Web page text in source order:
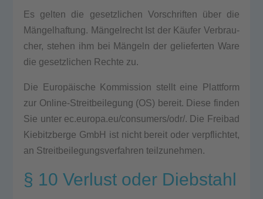
Es gel­ten die gesetz­li­chen Vor­schrif­ten über die
Mängelhaftung. Mängelrecht Ist der Käufer Ver­brau­
cher, ste­hen ihm bei Mängeln der gelie­fer­ten Ware
die gesetz­li­chen Rech­te zu.
Die Europäische Kom­mis­si­on stellt eine Platt­form
zur Online-Streit­bei­le­gung (OS) bereit. Die­se fin­den
Sie unter ec.europa.eu/consumers/odr/. Die Frei­bad
Kie­bitz­ber­ge GmbH ist nicht bereit oder ver­pflich­tet,
an Streit­bei­le­gungs­ver­fah­ren teil­zu­neh­men.
§ 10 Verlust oder Diebstahl